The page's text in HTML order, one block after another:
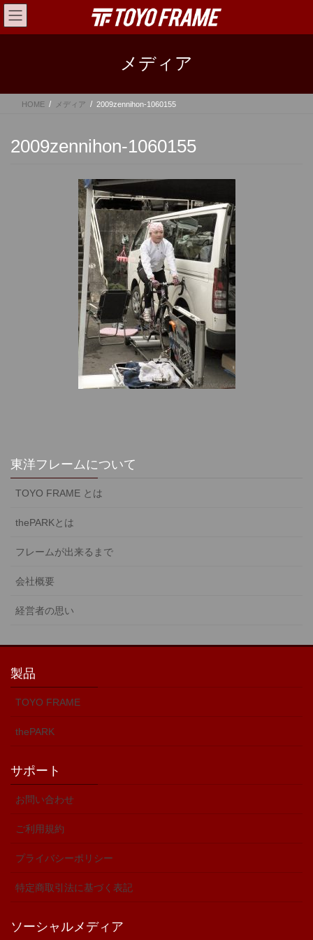
コ
ン
テ
ス
ナ
ビ
ゲ
ン
メディア
HOME メディア 2009zennihon-1060155
2009zennihon-1060155
東洋フレームについて
TOYO FRAME とは
thePARKとは
フレームが出来るまで
会社概要
経営者の思い
製品
TOYO FRAME
thePARK
サポート
お問い合わせ
ご利用規約
プライバシーポリシー
特定商取引法に基づく表記
ソーシャルメディア